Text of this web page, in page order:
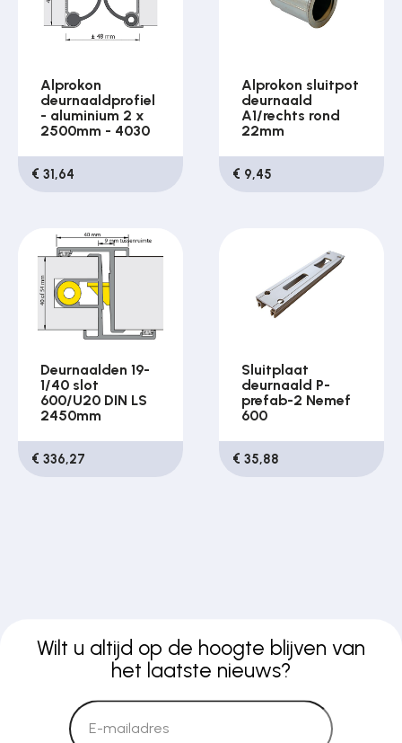
Alprokon
deurnaaldprofiel
- aluminium 2 x
2500mm - 4030
€ 31,64
Alprokon sluitpot
deurnaald
A1/rechts rond
22mm
€ 9,45
Deurnaalden 19-
1/40 slot
600/U20 DIN LS
2450mm
€ 336,27
Sluitplaat
deurnaald P-
prefab-2 Nemef
600
€ 35,88
Wilt u altijd op de hoogte blijven van
het laatste nieuws?